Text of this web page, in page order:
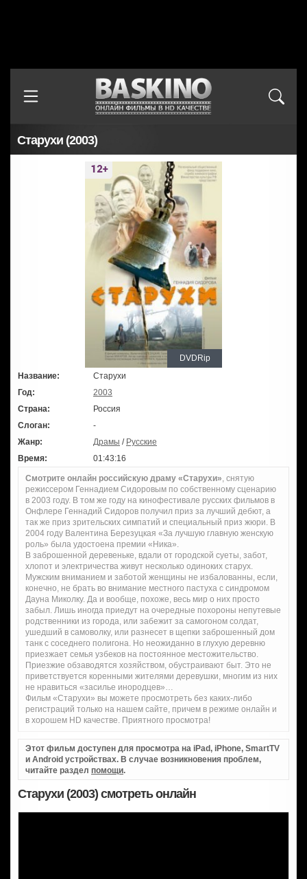
Старухи (2003)
DVDRip
Название:
Старухи
Год:
2003
Страна:
Россия
Слоган:
-
Жанр:
Драмы / Русские
Время:
01:43:16
Смотрите онлайн российскую драму «Старухи», снятую
режиссером Геннадием Сидоровым по собственному сценарию
в 2003 году. В том же году на кинофестивале русских фильмов в
Онфлере Геннадий Сидоров получил приз за лучший дебют, а
так же приз зрительских симпатий и специальный приз жюри. В
2004 году Валентина Березуцкая «За лучшую главную женскую
роль» была удостоена премии «Ника».
В заброшенной деревеньке, вдали от городской суеты, забот,
хлопот и электричества живут несколько одиноких старух.
Мужским вниманием и заботой женщины не избалованны, если,
конечно, не брать во внимание местного пастуха с синдромом
Дауна Миколку. Да и вообще, похоже, весь мир о них просто
забыл. Лишь иногда приедут на очередные похороны непутевые
родственники из города, или забежит за самогоном солдат,
ушедший в самоволку, или разнесет в щепки заброшенный дом
танк с соседнего полигона. Но неожиданно в глухую деревню
приезжает семья узбеков на постоянное местожительство.
Приезжие обзаводятся хозяйством, обустраивают быт. Это не
приветствуется коренными жителями деревушки, многим из них
не нравиться «засилье инородцев»…
Фильм «Старухи» вы можете просмотреть без каких-либо
регистраций только на нашем сайте, причем в режиме онлайн и
в хорошем HD качестве. Приятного просмотра!
Этот фильм доступен для просмотра на iPad, iPhone, SmartTV
и Android устройствах. В случае возникновения проблем,
читайте раздел помощи.
Старухи (2003) смотреть онлайн